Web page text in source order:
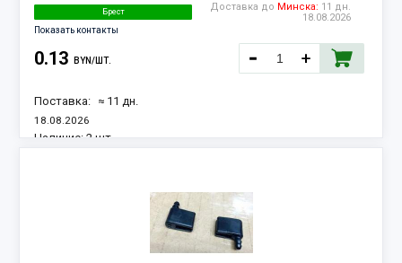
Брест
Показать контакты
Доставка до Минска: 11 дн.
18.08.2026
0.13 BYN/ШТ.
Поставка: ≈ 11 дн.
18.08.2026
Наличие: 2 шт.